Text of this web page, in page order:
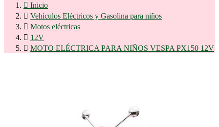
 Inicio
 Vehículos Eléctricos y Gasolina para niños
 Motos eléctricas
 12V
 MOTO ELÉCTRICA PARA NIÑOS VESPA PX150 12V